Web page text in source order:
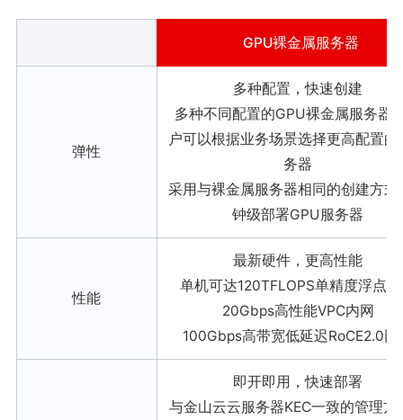
GPU裸金属服务器
弹性
多种配置，快速创建
多种不同配置的GPU裸金属服务器
户可以根据业务场景选择更高配置的
务器
采用与裸金属服务器相同的创建方式
钟级部署GPU服务器
性能
最新硬件，更高性能
单机可达120TFLOPS单精度浮点
20Gbps高性能VPC内网
100Gbps高带宽低延迟RoCE2.0网
即开即用，快速部署
与金山云云服务器KEC一致的管理方